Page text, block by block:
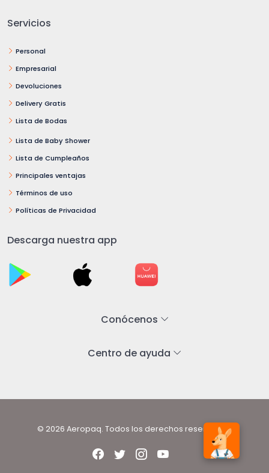
Servicios
Personal
Empresarial
Devoluciones
Delivery Gratis
Lista de Bodas
Lista de Baby Shower
Lista de Cumpleaños
Principales ventajas
Términos de uso
Políticas de Privacidad
Descarga nuestra app
Conócenos
Centro de ayuda
© 2026 Aeropaq. Todos los derechos reservados.